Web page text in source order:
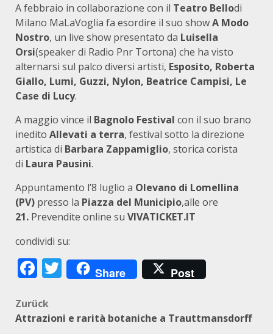
A febbraio in collaborazione con il Teatro Bellodi
Milano MaLaVoglia fa esordire il suo showA Modo
Nostro, un live show presentato da Luisella
Orsi(speaker di Radio Pnr Tortona) che ha visto
alternarsi sul palco diversi artisti, Esposito, Roberta
Giallo, Lumi, Guzzi, Nylon, Beatrice Campisi, Le
Case di Lucy.
A maggio vince il Bagnolo Festival con il suo brano
inedito Allevati a terra, festival sotto la direzione
artistica di Barbara Zappamiglio, storica corista
di Laura Pausini.
Appuntamento l’8 luglio a Olevano di Lomellina
(PV) presso la Piazza del Municipio,alle ore
21. Prevendite online su VIVATICKET.IT
condividi su:
Facebook
Twitter
Share Post
Beitragsnavigation
Zurück
Attrazioni e rarità botaniche a Trauttmansdorff